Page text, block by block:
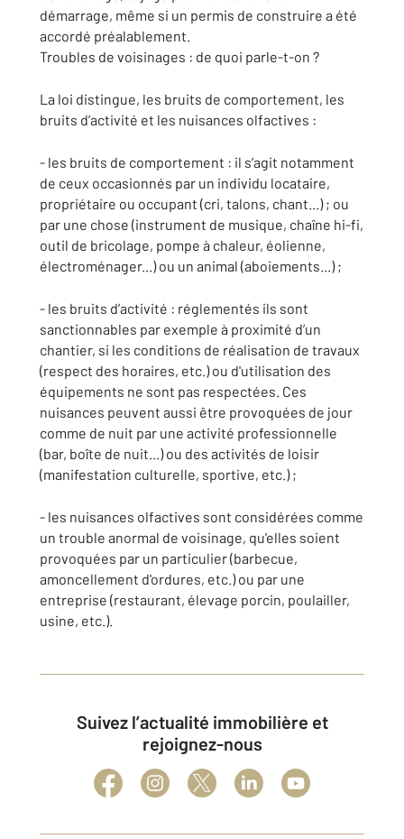
démarrage, même si un permis de construire a été
accordé préalablement.
Troubles de voisinages : de quoi parle-t-on ?
La loi distingue, les bruits de comportement, les
bruits d’activité et les nuisances olfactives :
- les bruits de comportement : il s’agit notamment
de ceux occasionnés par un individu locataire,
propriétaire ou occupant (cri, talons, chant...) ; ou
par une chose (instrument de musique, chaîne hi-fi,
outil de bricolage, pompe à chaleur, éolienne,
électroménager...) ou un animal (aboiements...) ;
- les bruits d’activité : réglementés ils sont
sanctionnables par exemple à proximité d’un
chantier, si les conditions de réalisation de travaux
(respect des horaires, etc.) ou d'utilisation des
équipements ne sont pas respectées. Ces
nuisances peuvent aussi être provoquées de jour
comme de nuit par une activité professionnelle
(bar, boîte de nuit...) ou des activités de loisir
(manifestation culturelle, sportive, etc.) ;
- les nuisances olfactives sont considérées comme
un trouble anormal de voisinage, qu'elles soient
provoquées par un particulier (barbecue,
amoncellement d'ordures, etc.) ou par une
entreprise (restaurant, élevage porcin, poulailler,
usine, etc.).
Suivez l’actualité immobilière et
rejoignez-nous